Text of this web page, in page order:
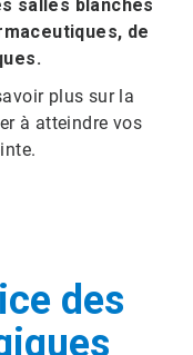
salles blanches
de
plus sur la
à atteindre vos
des